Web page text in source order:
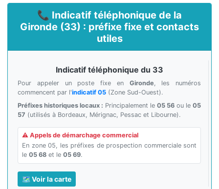
📞 Indicatif téléphonique de la
Gironde (33) : préfixe fixe et contacts
utiles
Indicatif téléphonique du 33
Pour appeler un poste fixe en Gironde , les numéros
commencent par l'indicatif 05 (Zone Sud-Ouest).
Préfixes historiques locaux : Principalement le 05 56 ou le 05
57 (utilisés à Bordeaux, Mérignac, Pessac et Libourne).
⚠️ Appels de démarchage commercial
En zone 05, les préfixes de prospection commerciale sont
le 05 68 et le 05 69.
🗺️ Voir la carte